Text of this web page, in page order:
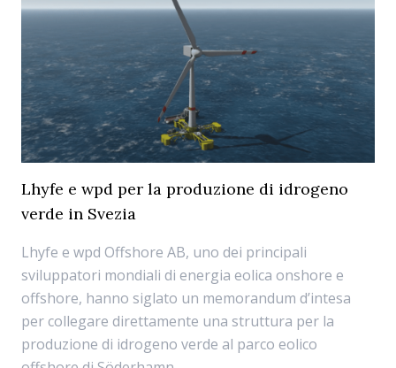
Lhyfe e wpd per la produzione di idrogeno
verde in Svezia
Lhyfe e wpd Offshore AB, uno dei principali
sviluppatori mondiali di energia eolica onshore e
offshore, hanno siglato un memorandum d’intesa
per collegare direttamente una struttura per la
produzione di idrogeno verde al parco eolico